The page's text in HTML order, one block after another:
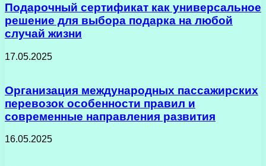
Подарочный сертификат как универсальное
решение для выбора подарка на любой
случай жизни
17.05.2025
Организация международных пассажирских
перевозок особенности правил и
современные направления развития
16.05.2025